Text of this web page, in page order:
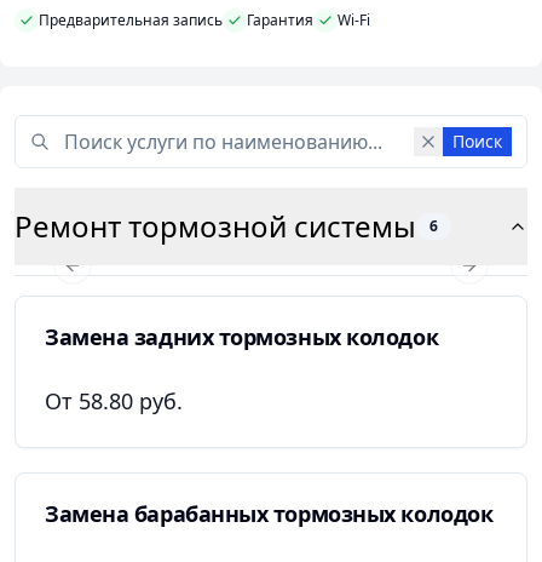
Предварительная запись Гарантия Wi-Fi
Поиск
Ремонт тормозной системы 6
Previous slide Next
Замена задних тормозных колодок
От 58.80 руб.
Замена барабанных тормозных колодок